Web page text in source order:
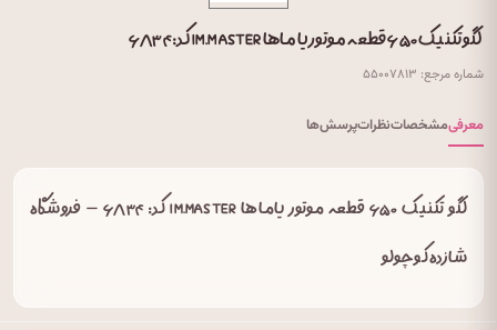
لگو تکنیک ۶۵۰ قطعه موتور یاماها IM.MASTER کد: ۶۸۳۴
شماره مرجع: ۵۵۰۰۷۸۱۳
معرفیمشخصاتنظراتپرسش‌ها
لگو تکنیک ۶۵۰ قطعه موتور یاماها IM.MASTER کد: ۶۸۳۴ – فروشگاه
شازده کوچولو